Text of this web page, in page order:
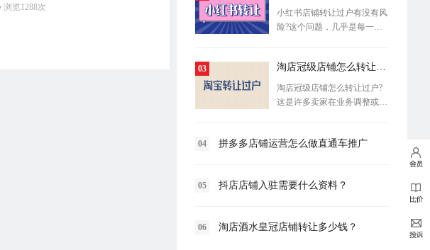
浏览1288次
小红书店铺转让过户有没有风
险?这个问题，几乎是每一位
03 淘店冠级店铺怎么转让过户?
淘店冠级店铺怎么转让过户?
这是许多卖家在业务调整或退
04 拼多多店铺运营怎么做直通车推广
05 抖店店铺入驻需要什么资料？
06 淘店酒水皇冠店铺转让多少钱？